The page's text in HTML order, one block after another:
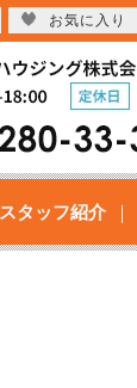
スタッフ紹介
お気に入り